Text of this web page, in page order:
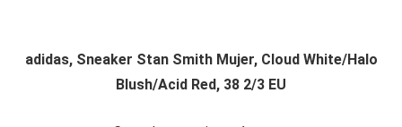
adidas, Sneaker Stan Smith Mujer, Cloud White/Halo
Blush/Acid Red, 38 2/3 EU